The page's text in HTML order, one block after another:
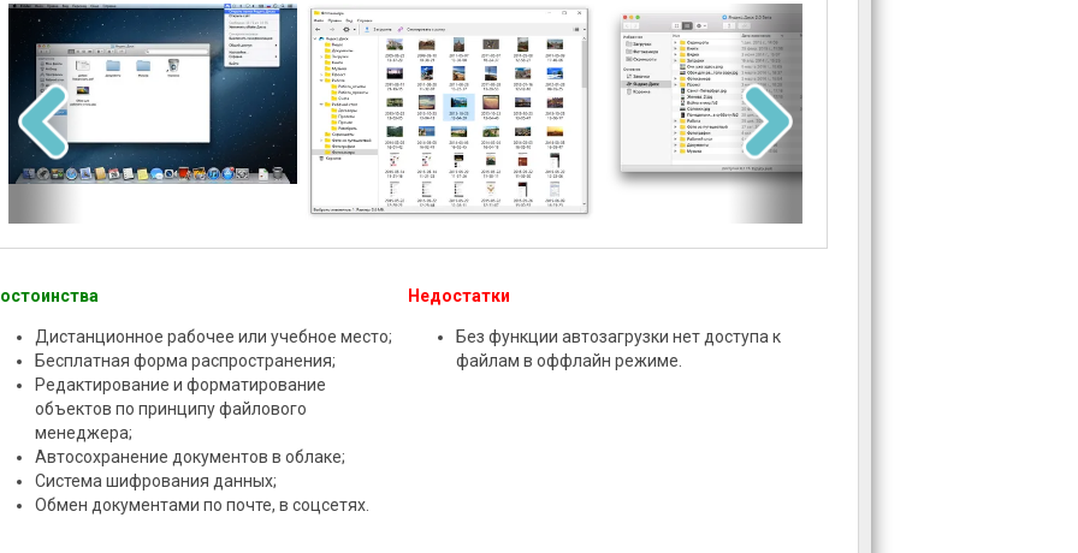
Дистанционное рабочее или учебное место;
Бесплатная форма распространения;
Редактирование и форматирование
объектов по принципу файлового
менеджера;
Автосохранение документов в облаке;
Система шифрования данных;
Обмен документами по почте, в соцсетях.
Недостатки
Без функции автозагрузки нет доступа к
файлам в оффлайн режиме.